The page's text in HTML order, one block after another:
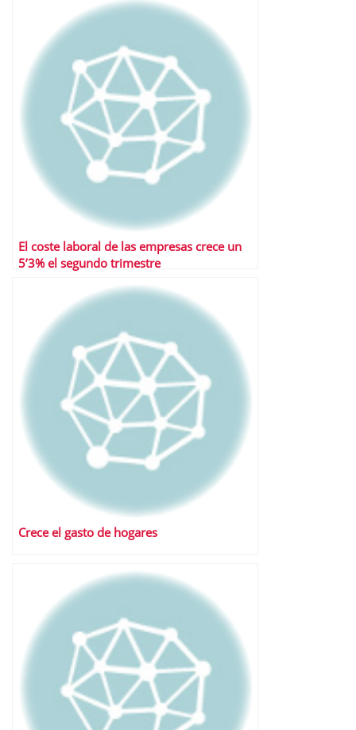
El coste laboral de las empresas crece un
5’3% el segundo trimestre
Crece el gasto de hogares